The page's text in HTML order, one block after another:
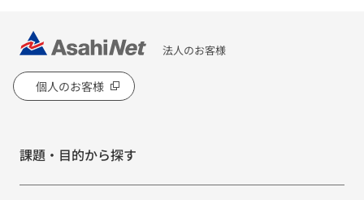
法人のお客様
個人のお客様
課題・目的から探す